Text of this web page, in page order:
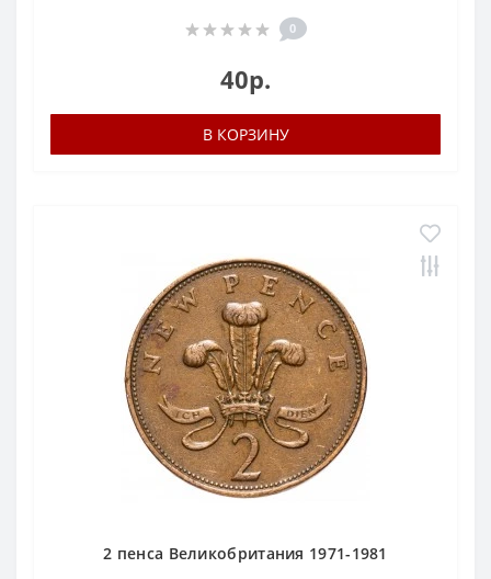
0
40р.
В КОРЗИНУ
2 пенса Великобритания 1971-1981